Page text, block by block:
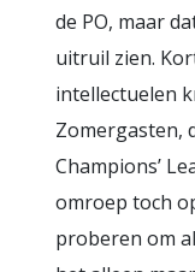
de PO, maar
uitruil zien.
intellectuelen
Zomergasten,
Champions’
omroep toch
proberen om